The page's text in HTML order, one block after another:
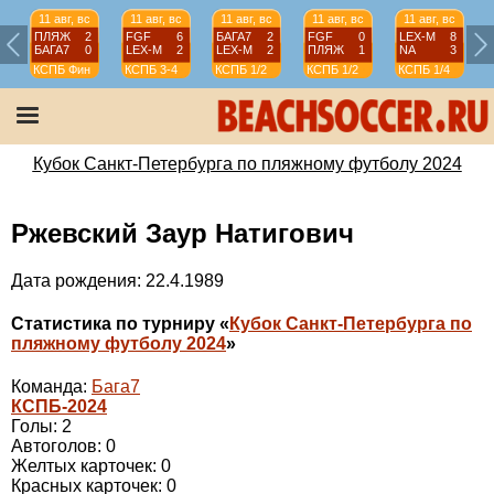
11 авг, вс
ПЛЯЖ
2
БАГА7
0
КСПБ Фин
11 авг, вс
FGF
6
LEX-М
2
КСПБ 3-4
11 авг, вс
БАГА7
2
LEX-М
2
КСПБ 1/2
11 авг, вс
FGF
0
ПЛЯЖ
1
КСПБ 1/2
11 авг, вс
LEX-М
8
NA
3
КСПБ 1/4
Кубок Санкт-Петербурга по пляжному футболу 2024
Ржевский Заур Натигович
Дата рождения: 22.4.1989
Статистика по турниру « Кубок Санкт-Петербурга по
пляжному футболу 2024»
Команда: Бага7
КСПБ-2024
Голы: 2
Автоголов: 0
Желтых карточек: 0
Красных карточек: 0